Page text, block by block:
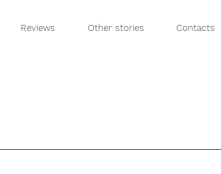
Reviews Other stories Contacts